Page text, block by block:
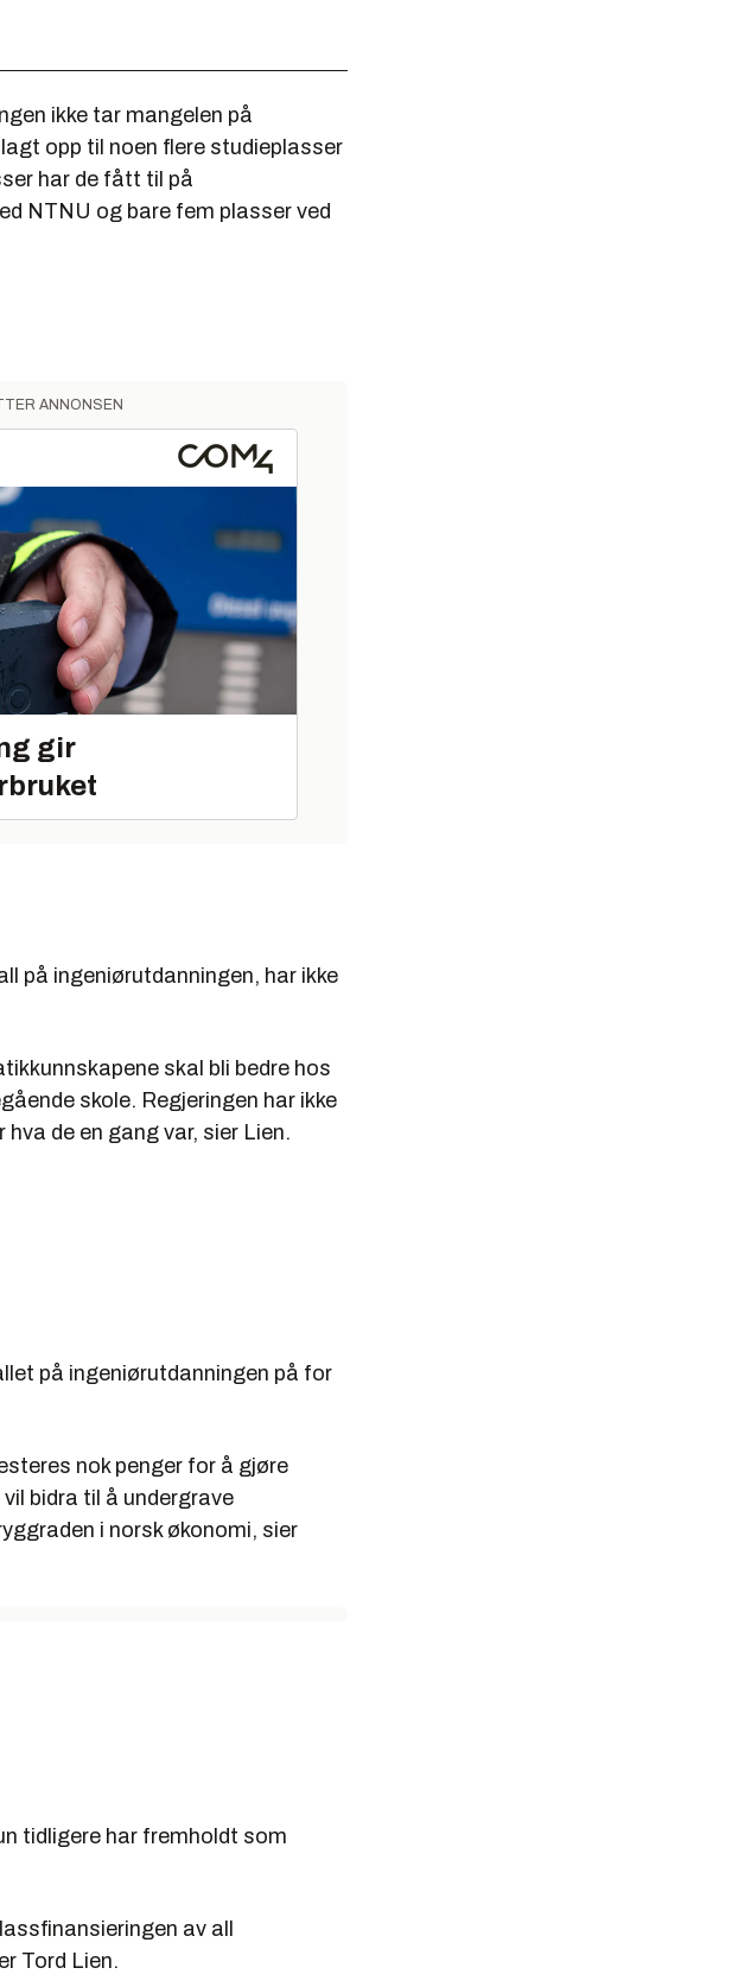
ikke tar mangelen på
opp til noen flere studieplasser
har de fått til på
NTNU og bare fem plasser ved
ANNONSEN
gir
på ingeniørutdanningen, har ikke
skal bli bedre hos
skole. Regjeringen har ikke
de en gang var, sier Lien.
på ingeniørutdanningen på for
nok penger for å gjøre
bidra til å undergrave
i norsk økonomi, sier
tidligere har fremholdt som
av all
Tord Lien.